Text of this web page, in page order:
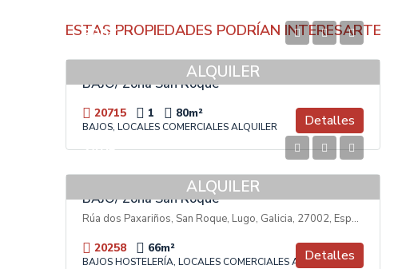
ESTAS PROPIEDADES PODRÍAN INTERESARTE
ALQUILER
300€
BAJO/ Zona San Roque
20715 1 80m²
BAJOS, LOCALES COMERCIALES ALQUILER Detalles
ALQUILER
240€
BAJO/ Zona San Roque
Rúa dos Paxariños, San Roque, Lugo, Galicia, 27002, España
20258 66m²
BAJOS HOSTELERÍA, LOCALES COMERCIALES ALQUILER
Detalles